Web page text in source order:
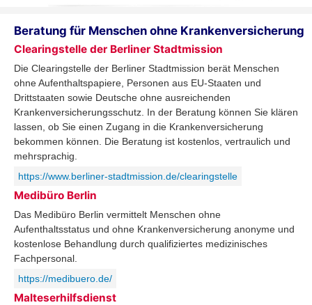
Beratung für Menschen ohne Krankenversicherung
Clearingstelle der Berliner Stadtmission
Die Clearingstelle der Berliner Stadtmission berät Menschen
ohne Aufenthaltspapiere, Personen aus EU-Staaten und
Drittstaaten sowie Deutsche ohne ausreichenden
Krankenversicherungsschutz. In der Beratung können Sie klären
lassen, ob Sie einen Zugang in die Krankenversicherung
bekommen können. Die Beratung ist kostenlos, vertraulich und
mehrsprachig.
https://www.berliner-stadtmission.de/clearingstelle
Medibüro Berlin
Das Medibüro Berlin vermittelt Menschen ohne
Aufenthaltsstatus und ohne Krankenversicherung anonyme und
kostenlose Behandlung durch qualifiziertes medizinisches
Fachpersonal.
https://medibuero.de/
Malteserhilfsdienst